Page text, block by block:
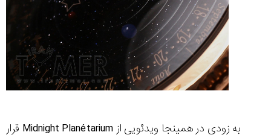
به زودی در همینجا ویدئویی از Midnight Planétarium قرار